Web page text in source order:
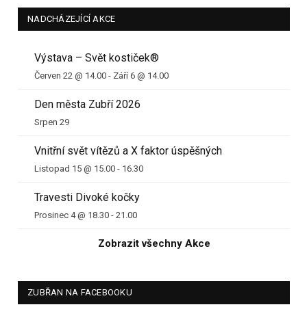
NADCHÁZEJÍCÍ AKCE
Výstava – Svět kostiček®
Červen 22 @ 14.00 - Září 6 @ 14.00
Den města Zubří 2026
Srpen 29
Vnitřní svět vítězů a X faktor úspěšných
Listopad 15 @ 15.00 - 16.30
Travesti Divoké kočky
Prosinec 4 @ 18.30 - 21.00
Zobrazit všechny Akce
ZUBŘAN NA FACEBOOKU